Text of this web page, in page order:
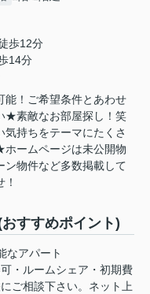
歩12分
14分
！ご希望条件とあわせ
★素敵なお部屋探し！笑
持ちをテーマにたくさ
ームページは未公開物
ン物件など多数掲載して
すすめポイント)
なアパート
・ルームシェア・初期費
ご相談下さい。ネット上